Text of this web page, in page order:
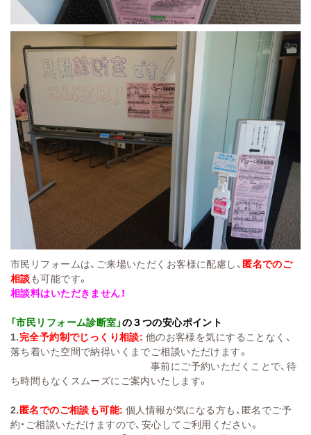
市民リフォームは、ご来場いただくお客様に配慮し、匿名でのご
相談も可能です。
相談料はいただきません！
「市民リフォーム診断室」の３つの安心ポイント
1.完全予約制でじっくり相談: 他のお客様を気にすることなく、
落ち着いた空間で納得いくまでご相談いただけます。
事前にご予約いただくことで、待
ち時間もなくスムーズにご案内いたします。
2.匿名でのご相談も可能: 個人情報が気になる方も、匿名でご予
約・ご相談いただけますので、安心してご利用ください。